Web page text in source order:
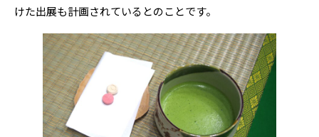
けた出展も計画されているとのことです。